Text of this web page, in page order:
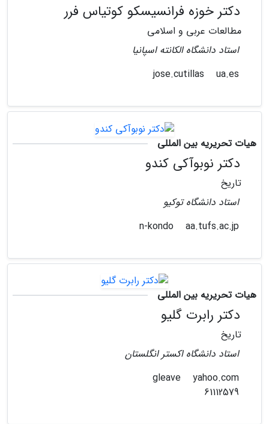
دکتر خوزه فرانسیسکو کوتیاس فرر
مطالعات عربی و اسلامی
استاد دانشگاه الکانته اسپانیا
ua.es
هیات تحریریه بین المللی
دکتر نوبوآکی کندو
تاریخ
استاد دانشگاه توکیو
aa.tufs.ac.jp
هیات تحریریه بین المللی
دکتر رابرت گلیو
تاریخ
استاد دانشگاه اکستر انگلستان
yahoo.com